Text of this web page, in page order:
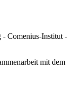
- Comenius-Institut -
mit dem